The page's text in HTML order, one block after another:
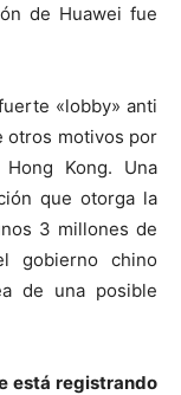
de Huawei fue
«lobby» anti
otros motivos por
Kong. Una
que otorga la
3 millones de
gobierno chino
de una posible
está registrando